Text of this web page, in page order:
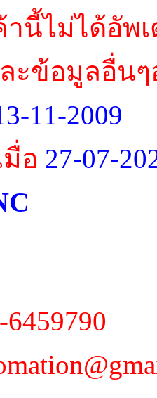
นี้ไม่ได้อัพ
ะข้อมูลอื่นๆ
11-2009
อ 27-07-